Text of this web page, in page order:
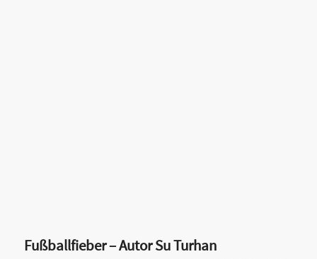
Fußballfieber – Autor Su Turhan